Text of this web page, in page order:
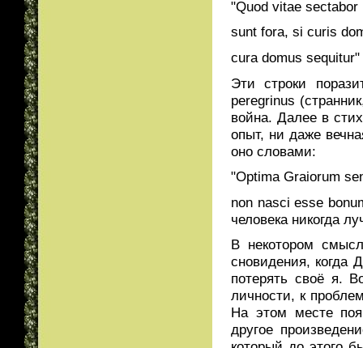
"Quod vitae
sunt fora, si curis
cura domus sequitur"
Эти строки
peregrinus
война. Далее в
опыт, ни даже
оно словами:
"Optima Graiorum
non nasci esse
человека никогда
В некотором
сновидения, когда
потерять своё я.
личности, к
На этом месте
другое